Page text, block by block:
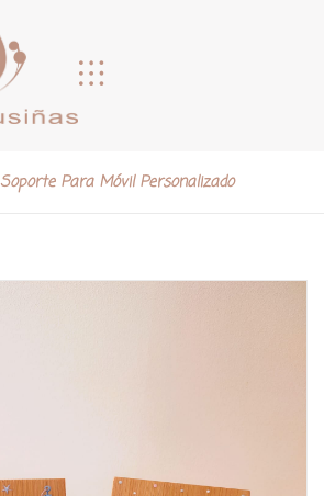
Soporte Para Móvil Personalizado